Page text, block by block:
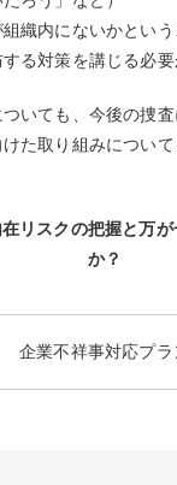
織内にないかとい
る対策を講じる必要
いても、今後の捜
た取り組みについ
リスクの把握と万
か？
企業不祥事対応プラ